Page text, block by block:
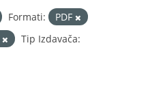
Formati:
PDF
Tip Izdavača: